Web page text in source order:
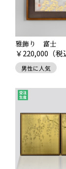
Point.06
雅飾り 富士
￥220,000 （税
男性に人気